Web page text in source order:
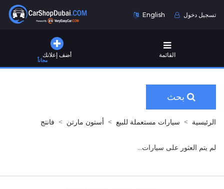
English تسجيل دخول
أضف إعلانك
مجاناً
القائمة
بحث
الرئيسية سيارات مستعملة للبيع أستون مارتن فانتج
لم يتم العثور على سيارات...